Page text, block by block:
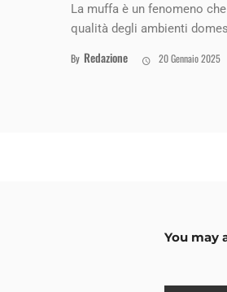
La muffa è un fenomeno
qualità degli ambienti
By Redazione 20 Gennaio 2025
You may